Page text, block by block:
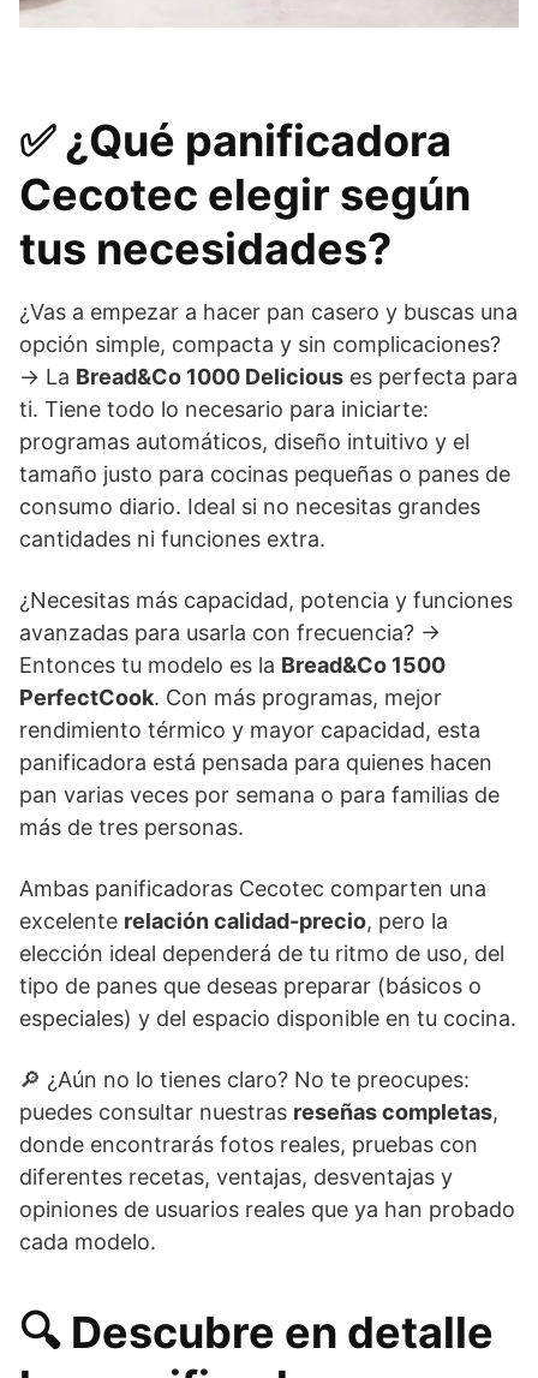
✅¿Qué panificadora
Cecotec elegir según
tus necesidades?
¿Vas a empezar a hacer pan casero y buscas una
opción simple, compacta y sin complicaciones?
→ La Bread&Co 1000 Delicious es perfecta para
ti. Tiene todo lo necesario para iniciarte:
programas automáticos, diseño intuitivo y el
tamaño justo para cocinas pequeñas o panes de
consumo diario. Ideal si no necesitas grandes
cantidades ni funciones extra.
¿Necesitas más capacidad, potencia y funciones
avanzadas para usarla con frecuencia? →
Entonces tu modelo es la Bread&Co 1500
PerfectCook. Con más programas, mejor
rendimiento térmico y mayor capacidad, esta
panificadora está pensada para quienes hacen
pan varias veces por semana o para familias de
más de tres personas.
Ambas panificadoras Cecotec comparten una
excelente relación calidad-precio, pero la
elección ideal dependerá de tu ritmo de uso, del
tipo de panes que deseas preparar (básicos o
especiales) y del espacio disponible en tu cocina.
🔎 ¿Aún no lo tienes claro? No te preocupes:
puedes consultar nuestras reseñas completas,
donde encontrarás fotos reales, pruebas con
diferentes recetas, ventajas, desventajas y
opiniones de usuarios reales que ya han probado
cada modelo.
🔍 Descubre en detalle